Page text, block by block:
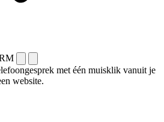
met één muisklik vanuit je
website.